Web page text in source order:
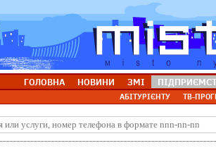
ГОЛОВНА НОВИНИ ЗМІ
АБІТУРІЄНТУ ТВ-